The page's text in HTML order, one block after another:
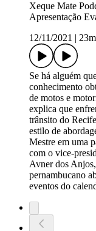
Xeque Mate
Apresentação
12/11/2021
Se há alguém
conhecimento
de motos e
explica que
trânsito do
estilo de
Mestre em uma
com o vice-
Avner dos
pernambucano
eventos do